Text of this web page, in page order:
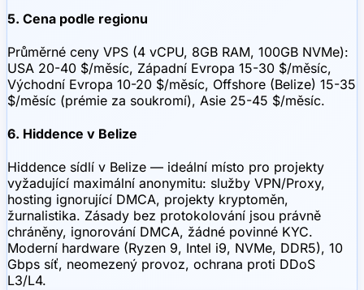
5. Cena podle regionu
Průměrné ceny VPS (4 vCPU, 8GB RAM, 100GB NVMe):
USA 20-40 $/měsíc, Západní Evropa 15-30 $/měsíc,
Východní Evropa 10-20 $/měsíc, Offshore (Belize) 15-35
$/měsíc (prémie za soukromí), Asie 25-45 $/měsíc.
6. Hiddence v Belize
Hiddence sídlí v Belize — ideální místo pro projekty
vyžadující maximální anonymitu: služby VPN/Proxy,
hosting ignorující DMCA, projekty kryptoměn,
žurnalistika. Zásady bez protokolování jsou právně
chráněny, ignorování DMCA, žádné povinné KYC.
Moderní hardware (Ryzen 9, Intel i9, NVMe, DDR5), 10
Gbps síť, neomezený provoz, ochrana proti DDoS
L3/L4.